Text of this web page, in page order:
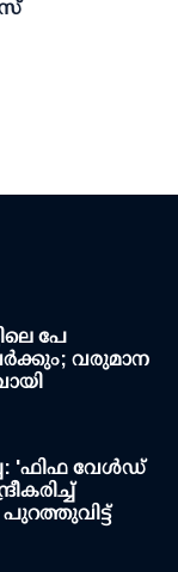
പേ
വരുമാന
'ഫിഫ വേള്‍ഡ്